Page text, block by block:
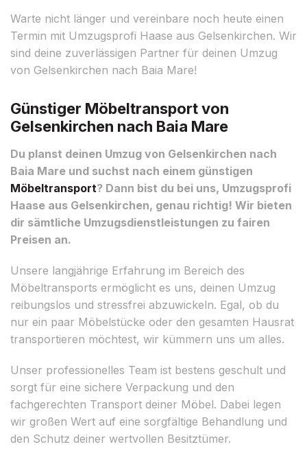
Warte nicht länger und vereinbare noch heute einen
Termin mit Umzugsprofi Haase aus Gelsenkirchen. Wir
sind deine zuverlässigen Partner für deinen Umzug
von Gelsenkirchen nach Baia Mare!
Günstiger Möbeltransport von
Gelsenkirchen nach Baia Mare
Du planst deinen Umzug von Gelsenkirchen nach
Baia Mare und suchst nach einem günstigen
Möbeltransport? Dann bist du bei uns, Umzugsprofi
Haase aus Gelsenkirchen, genau richtig! Wir bieten
dir sämtliche Umzugsdienstleistungen zu fairen
Preisen an.
Unsere langjährige Erfahrung im Bereich des
Möbeltransports ermöglicht es uns, deinen Umzug
reibungslos und stressfrei abzuwickeln. Egal, ob du
nur ein paar Möbelstücke oder den gesamten Hausrat
transportieren möchtest, wir kümmern uns um alles.
Unser professionelles Team ist bestens geschult und
sorgt für eine sichere Verpackung und den
fachgerechten Transport deiner Möbel. Dabei legen
wir großen Wert auf eine sorgfältige Behandlung und
den Schutz deiner wertvollen Besitztümer.